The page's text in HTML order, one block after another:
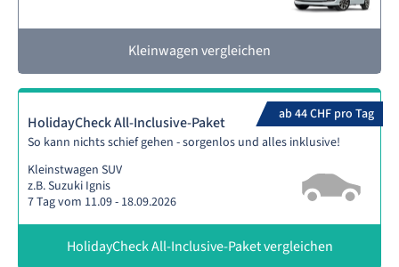
Kleinwagen vergleichen
ab 44 CHF pro Tag
HolidayCheck All-Inclusive-Paket
So kann nichts schief gehen - sorgenlos und alles inklusive!
Kleinstwagen SUV
z.B. Suzuki Ignis
7 Tag vom 11.09 - 18.09.2026
HolidayCheck All-Inclusive-Paket vergleichen